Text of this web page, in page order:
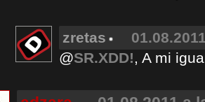
zretas
@SR.XDD!, A mi